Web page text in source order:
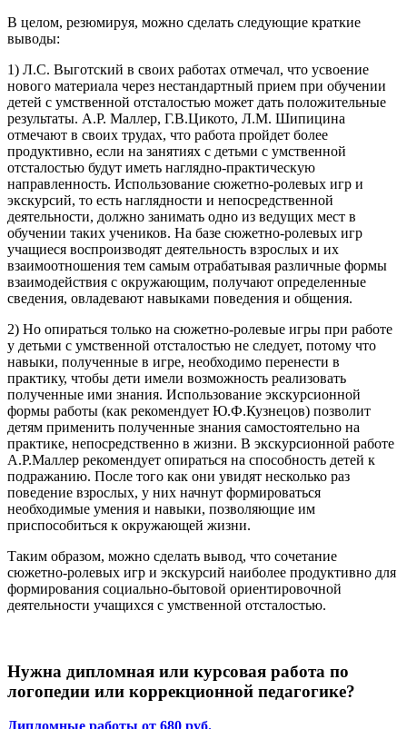
В целом, резюмируя, можно сделать следующие краткие
выводы:
1) Л.С. Выготский в своих работах отмечал, что усвоение
нового материала через нестандартный прием при обучении
детей с умственной отсталостью может дать положительные
результаты. А.Р. Маллер, Г.В.Цикото, Л.М. Шипицина
отмечают в своих трудах, что работа пройдет более
продуктивно, если на занятиях с детьми с умственной
отсталостью будут иметь наглядно-практическую
направленность. Использование сюжетно-ролевых игр и
экскурсий, то есть наглядности и непосредственной
деятельности, должно занимать одно из ведущих мест в
обучении таких учеников. На базе сюжетно-ролевых игр
учащиеся воспроизводят деятельность взрослых и их
взаимоотношения тем самым отрабатывая различные формы
взаимодействия с окружающим, получают определенные
сведения, овладевают навыками поведения и общения.
2) Но опираться только на сюжетно-ролевые игры при работе
у детьми с умственной отсталостью не следует, потому что
навыки, полученные в игре, необходимо перенести в
практику, чтобы дети имели возможность реализовать
полученные ими знания. Использование экскурсионной
формы работы (как рекомендует Ю.Ф.Кузнецов) позволит
детям применить полученные знания самостоятельно на
практике, непосредственно в жизни. В экскурсионной работе
А.Р.Маллер рекомендует опираться на способность детей к
подражанию. После того как они увидят несколько раз
поведение взрослых, у них начнут формироваться
необходимые умения и навыки, позволяющие им
приспособиться к окружающей жизни.
Таким образом, можно сделать вывод, что сочетание
сюжетно-ролевых игр и экскурсий наиболее продуктивно для
формирования социально-бытовой ориентировочной
деятельности учащихся с умственной отсталостью.
Нужна дипломная или курсовая работа по
логопедии или коррекционной педагогике?